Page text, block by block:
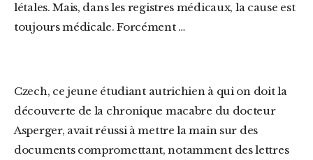
létales. Mais, dans les registres médicaux, la cause est
toujours médicale. Forcément …
Czech, ce jeune étudiant autrichien à qui on doit la
découverte de la chronique macabre du docteur
Asperger, avait réussi à mettre la main sur des
documents compromettant, notamment des lettres